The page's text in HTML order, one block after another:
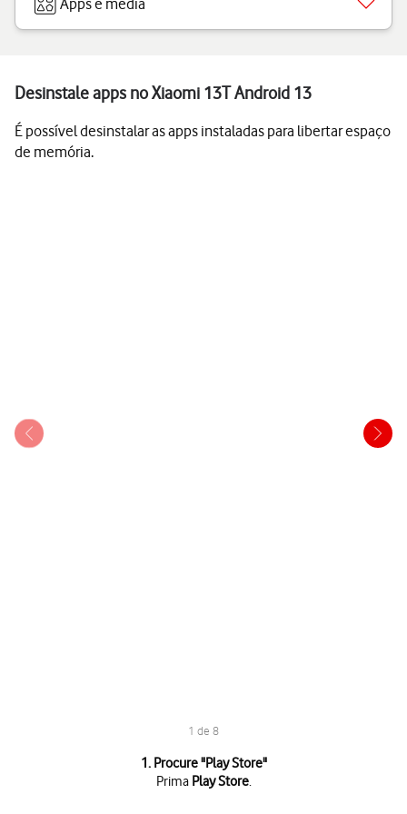
Apps e media
Desinstale apps no Xiaomi 13T Android 13
É possível desinstalar as apps instaladas para libertar espaço
de memória.
1 de 8
1. Procure "Play Store"
Prima Play Store.